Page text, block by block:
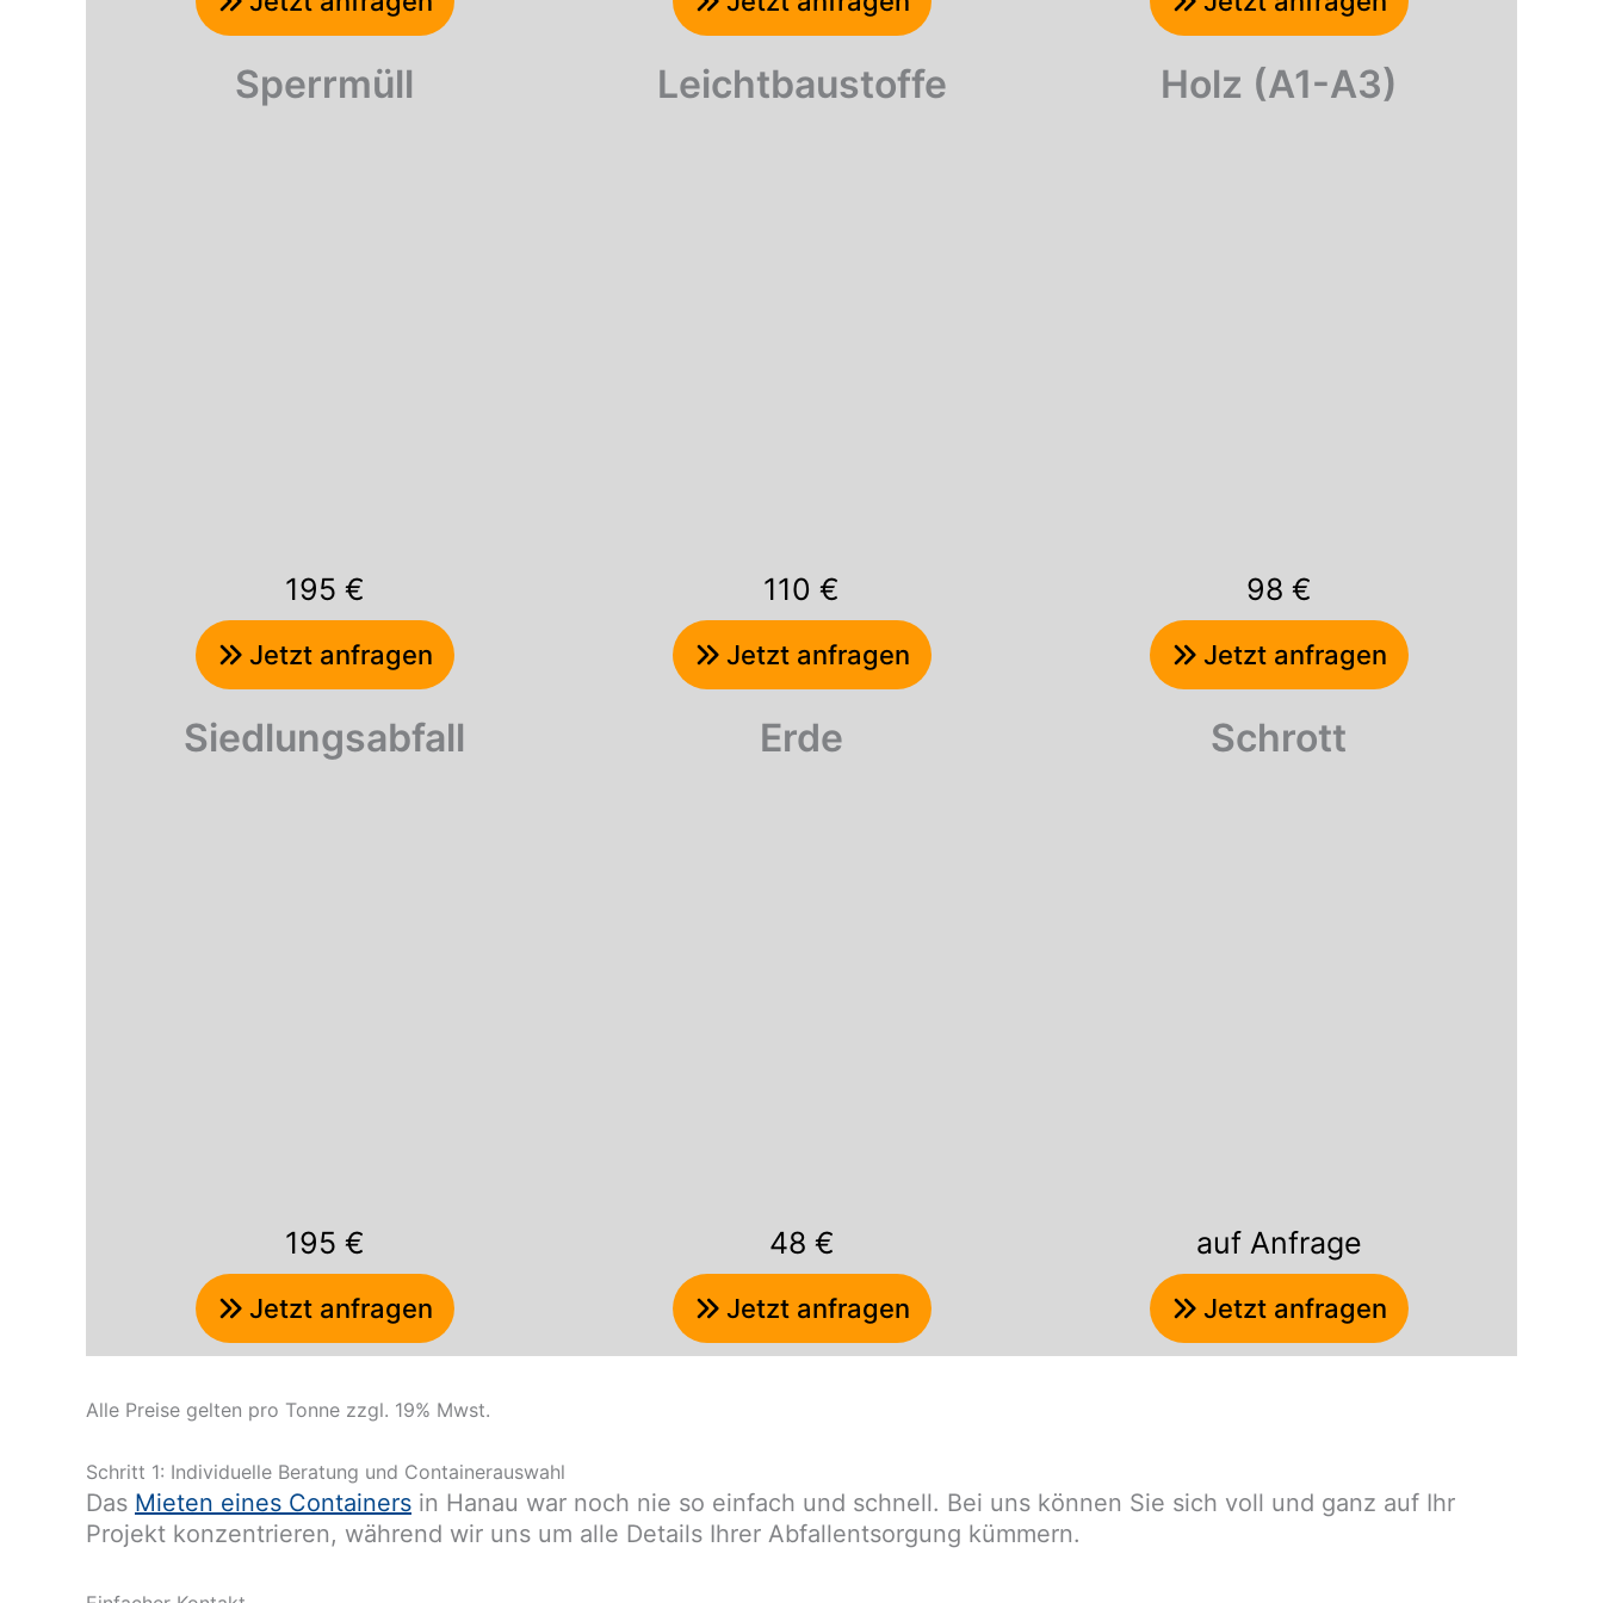
Sperrmüll
195 €
Jetzt anfragen
Leichtbaustoffe
110 €
Jetzt anfragen
Holz (A1-A3)
98 €
Jetzt anfragen
Siedlungsabfall
195 €
Jetzt anfragen
Erde
48 €
Jetzt anfragen
Schrott
auf Anfrage
Jetzt anfragen
Alle Preise gelten pro Tonne zzgl. 19% Mwst.
Schritt 1: Individuelle Beratung und Containerauswahl
Das Mieten eines Containers in Hanau war noch nie so einfach und schnell. Bei uns können Sie sich voll und ganz auf Ihr
Projekt konzentrieren, während wir uns um alle Details Ihrer Abfallentsorgung kümmern.